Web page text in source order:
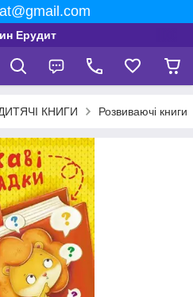
Ерудит
КНИГИ Розвиваючі книги